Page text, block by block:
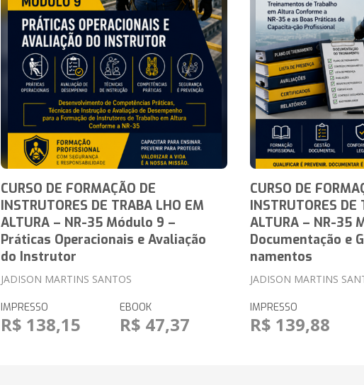
CURSO DE FORMAÇÃO DE
INSTRUTORES DE TRABA LHO EM
ALTURA – NR-35 Módulo 9 –
Práticas Operacionais e Avaliação
do Instrutor
JADISON MARTINS SANTOS
IMPRESSO
R$ 138,15
EBOOK
R$ 47,37
CURSO DE
INSTRUTORES DE
ALTURA – NR-35
Documentação e
namentos
JADISON MARTINS
IMPRESSO
R$ 139,88